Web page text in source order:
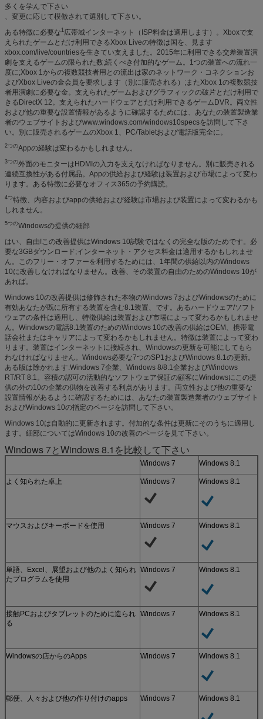
多くを学んで下さい
、変更に応じて模倣されて選別して下さい。
ある特徴に必要な 1広帯域インターネット（ISP料金は適用します）。Xboxで支
えられたゲームとだけ利用できるXbox Liveの特徴は国を、見ます
xbox.com/live/countriesを生きてい支えました。2015年に利用できる交差装置演
劇を支えるゲームの限られた数;続くべき付加的なゲーム。1つの装置への流れ一
度に;Xbox 1からの複数競技者用との流出は家のネットワーク・コネクションお
よびXbox Liveの金会員を要求します（別に販売される）;またXbox 1の複数競技
者用演劇に必要な金。支えられたゲームおよびグラフィックの破片とだけ利用で
きるDirectX 12。支えられたハードウェアとだけ利用できるゲームDVR。両立性
および他の重要な設置情報があるように確認するためには、あなたの装置製造業
者のウェブサイトおよびwww.windows.com/windows10specsを訪問して下さ
い。別に販売されるゲームのXbox 1、PC/Tabletおよび電話版完全に。
2つのAppの経験は変わるかもしれません。
3つの外面のモニターはHDMIの入力を支えなければなりません。別に販売される
連続互換性がある付属品。Appの供給および経験は装置および市場によって変わ
ります。ある特徴に必要なオフィス365の予約購読。
4つ特徴、内容およびappの供給および経験は市場および装置によって変わるかも
しれません。
5つのWindowsの提供の細部
はい、自由!この改善提供はWindows 10試験ではなくの完全な版のためです。必
要な3GBダウンロード;インターネット・アクセス料金は適用するかもしれませ
ん。このフリー・オファーを利用するためには、1年間の供給以内のWindows
10に改善しなければなりません。改善、その装置の自由のためのWindows 10が
あれば。
Windows 10の改善提供は修飾された本物のWindows 7およびWindowsのために
有効あなたが既に所有する装置を含む8.1装置、です。あるハードウェア/ソフト
ウェアの条件は適用し、特徴供給は装置および市場によって変わるかもしれませ
ん。Windowsの電話8.1装置のためのWindows 10の改善の供給はOEM、携帯電
話会社またはキャリアによって変わるかもしれません。特徴は装置によって変わ
ります。装置はインターネットに接続され、Windowsの更新を可能にしてもら
わなければなりません。Windows必要な7つのSP1およびWindows 8.1の更新。
ある版は除かれます:Windows 7企業、Windows 8/8.1企業およびWindows
RT/RT 8.1。容積の認可の活動的なソフトウェア保証の顧客にWindowsにこの提
供の外の10の企業の供物を改善する利点があります。両立性および他の重要な
設置情報があるように確認するためには、あなたの装置製造業者のウェブサイト
およびWindows 10の指定のページを訪問して下さい。
Windows 10は自動的に更新されます。付加的な条件は更新にそのうちに適用し
ます。細部についてはWindows 10の改善のページを見て下さい。
Windows 7とWindows 8.1を比較して下さい
Windows 7 Windows 8.1
よく知られた卓上 Windows 7 Windows 8.1
マウスおよびキーボードを使用 Windows 7 Windows 8.1
単語、Excel、展望および他のよく知られ
たプログラムを使用
Windows 7 Windows 8.1
接触PCおよびタブレットのために造られ
る
Windows 7 Windows 8.1
Windowsの店からのApps Windows 7 Windows 8.1
郵便、人々および他の作り付けのapps Windows 7 Windows 8.1